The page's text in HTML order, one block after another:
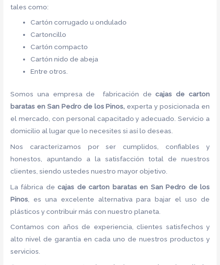
tales como:
Cartón corrugado u ondulado
Cartoncillo
Cartón compacto
Cartón nido de abeja
Entre otros.
Somos una empresa de fabricación decajas de carton
baratas en San Pedro de los Pinos, experta y posicionada en
el mercado, con personal capacitado y adecuado. Servicio a
domicilio al lugar que lo necesites si así lo deseas.
Nos caracterizamos por ser cumplidos, confiables y
honestos, apuntando a la satisfacción total de nuestros
clientes, siendo ustedes nuestro mayor objetivo.
La fábrica decajas de carton baratas en San Pedro de los
Pinos , es una excelente alternativa para bajar el uso de
plásticos y contribuir más con nuestro planeta.
Contamos con años de experiencia, clientes satisfechos y
alto nivel de garantía en cada uno de nuestros productos y
servicios.